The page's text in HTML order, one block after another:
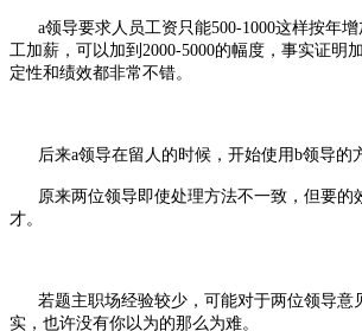
a领导要求人员工资只能500-1000这样按年
工加薪，可以加到2000-5000的幅度，事实证明
定性和绩效都非常不错。
后来a领导在留人的时候，开始使用b领导的
原来两位领导即使处理方法不一致，但要的
才。
若题主职场经验较少，可能对于两位领导意
实，也许没有你以为的那么为难。